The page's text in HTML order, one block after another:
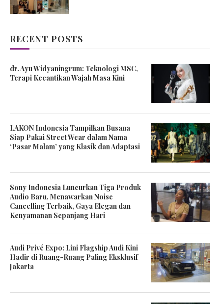
RECENT POSTS
dr. Ayu Widyaningrum: Teknologi MSC,
Terapi Kecantikan Wajah Masa Kini
LAKON Indonesia Tampilkan Busana
Siap Pakai Street Wear dalam Nama
‘Pasar Malam’ yang Klasik dan Adaptasi
Sony Indonesia Luncurkan Tiga Produk
Audio Baru, Menawarkan Noise
Cancelling Terbaik, Gaya Elegan dan
Kenyamanan Sepanjang Hari
Audi Privé Expo: Lini Flagship Audi Kini
Hadir di Ruang-Ruang Paling Eksklusif
Jakarta